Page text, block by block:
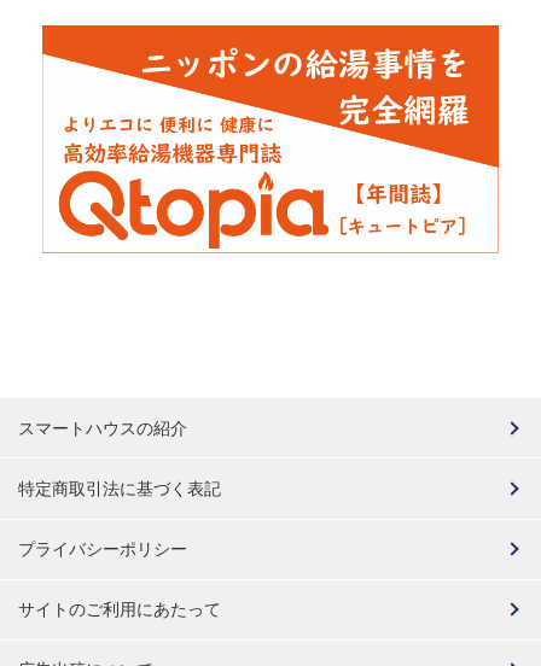
スマートハウスの紹介
特定商取引法に基づく表記
プライバシーポリシー
サイトのご利用にあたって